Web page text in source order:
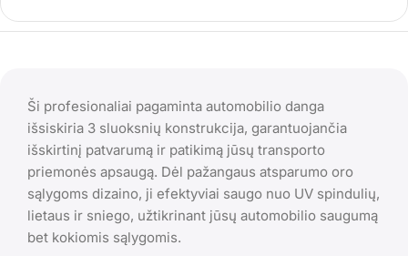
Ši profesionaliai pagaminta automobilio danga
išsiskiria 3 sluoksnių konstrukcija, garantuojančia
išskirtinį patvarumą ir patikimą jūsų transporto
priemonės apsaugą. Dėl pažangaus atsparumo oro
sąlygoms dizaino, ji efektyviai saugo nuo UV spindulių,
lietaus ir sniego, užtikrinant jūsų automobilio saugumą
bet kokiomis sąlygomis.